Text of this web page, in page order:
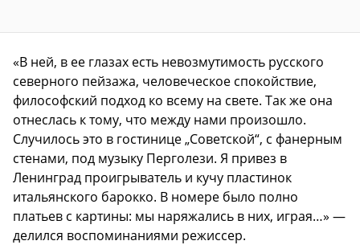
«В ней, в ее глазах есть невозмутимость русского
северного пейзажа, человеческое спокойствие,
философский подход ко всему на свете. Так же она
отнеслась к тому, что между нами произошло.
Случилось это в гостинице „Советской“, с фанерным
стенами, под музыку Перголези. Я привез в
Ленинград проигрыватель и кучу пластинок
итальянского барокко. В номере было полно
платьев с картины: мы наряжались в них, играя…» —
делился воспоминаниями режиссер.